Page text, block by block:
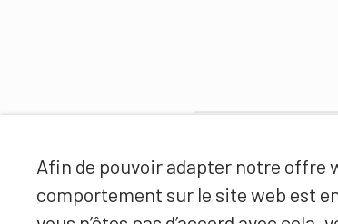
Afin de pouvoir adapter notre offre
comportement sur le site web est